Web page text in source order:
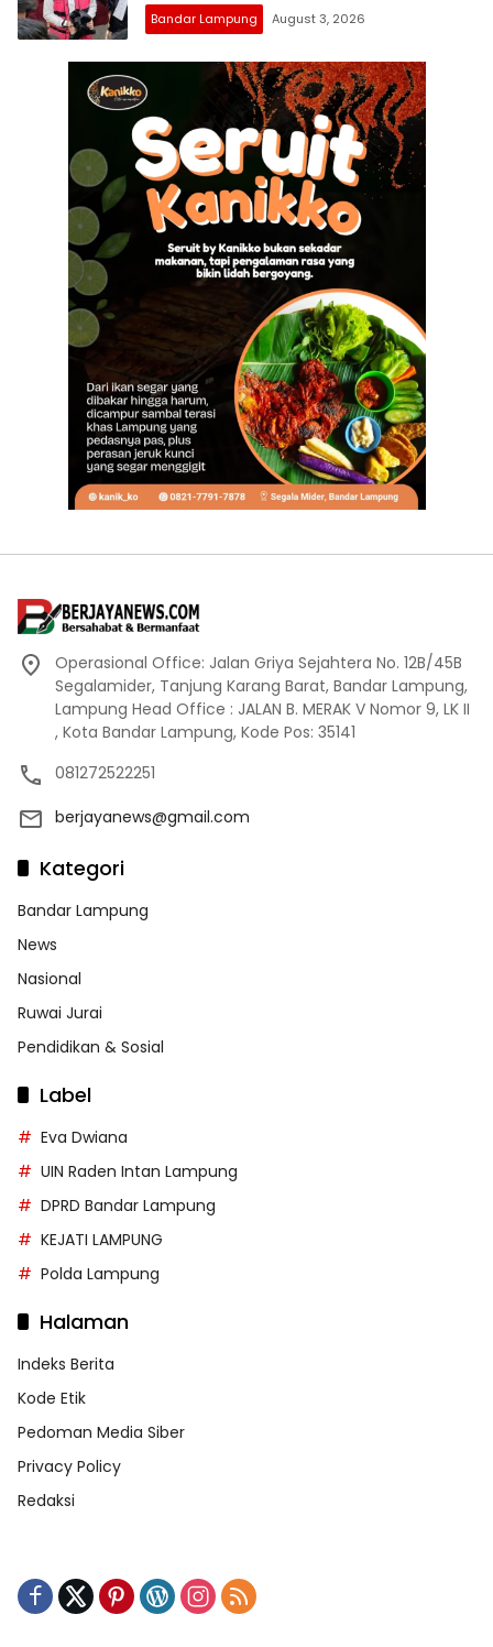
Bandar Lampung August 3, 2026
Operasional Office: Jalan Griya Sejahtera No. 12B/45B
Segalamider, Tanjung Karang Barat, Bandar Lampung,
Lampung Head Office : JALAN B. MERAK V Nomor 9, LK II
, Kota Bandar Lampung, Kode Pos: 35141
081272522251
berjayanews@gmail.com
Kategori
Bandar Lampung
News
Nasional
Ruwai Jurai
Pendidikan & Sosial
Label
Eva Dwiana
UIN Raden Intan Lampung
DPRD Bandar Lampung
KEJATI LAMPUNG
Polda Lampung
Halaman
Indeks Berita
Kode Etik
Pedoman Media Siber
Privacy Policy
Redaksi